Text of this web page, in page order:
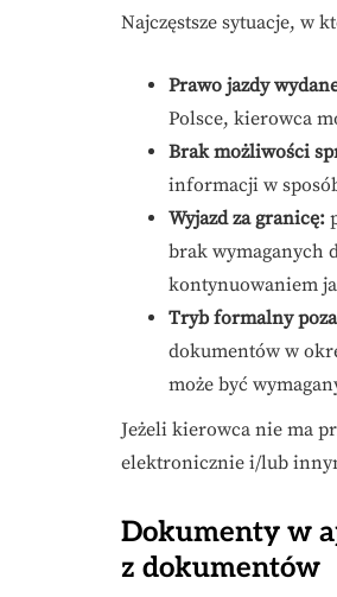
Najczęstsze sytuacje, w
Prawo jazdy
Polsce, kierowca
Brak możliwości
informacji w
Wyjazd za granicę:
brak wymaganych
kontynuowaniem
Tryb formalny
dokumentów w
może być
Jeżeli kierowca nie ma
elektronicznie i/lub
Dokumenty w
z dokumentów